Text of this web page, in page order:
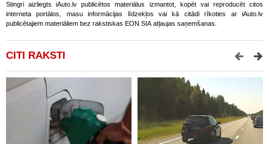
Stingri aizliegts iAuto.lv publicētos materiālus izmantot, kopēt vai reproducēt citos
interneta portālos, masu informācijas līdzekļos vai kā citādi rīkoties ar iAuto.lv
publicētajiem materiāliem bez rakstiskas EON SIA atļaujas saņemšanas.
CITI RAKSTI